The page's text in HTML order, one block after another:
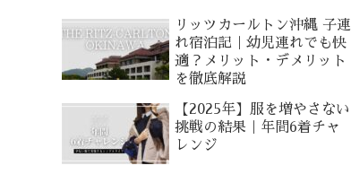
リッツカールトン沖縄 子連
れ宿泊記｜幼児連れでも快
適？メリット・デメリット
を徹底解説
【2025年】服を増やさない
挑戦の結果｜年間6着チャ
レンジ